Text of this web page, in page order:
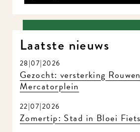
Laatste nieuws
28|07|2026
Gezocht: versterking
Mercatorplein
22|07|2026
Zomertip: Stad in Bloei